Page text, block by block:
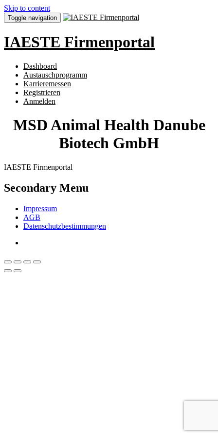
Skip to content
Toggle navigation
IAESTE Firmenportal
Dashboard
Austauschprogramm
Karrieremessen
Registrieren
Anmelden
MSD Animal Health Danube
Biotech GmbH
IAESTE Firmenportal
Secondary Menu
Impressum
AGB
Datenschutzbestimmungen